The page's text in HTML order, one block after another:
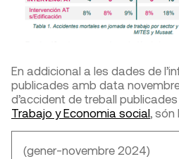
En addicional a les dades de
publicades amb data
d’accident de treball
Trabajo y Economia social ,
(gener-novembre 2024)